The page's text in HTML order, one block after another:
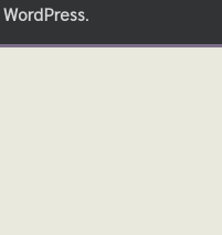
WordPress.